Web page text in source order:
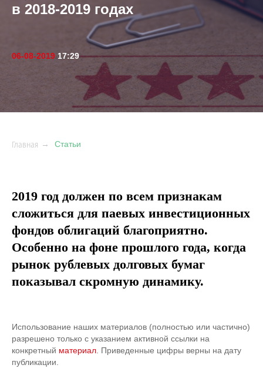
06-08-2019 17:29
в 2018-2019 годах
Главная → Статьи
2019 год должен по всем признакам
сложиться для паевых инвестиционных
фондов облигаций благоприятно.
Особенно на фоне прошлого года, когда
рынок рублевых долговых бумаг
показывал скромную динамику.
Использование наших материалов (полностью или частично)
разрешено только с указанием активной ссылки на
конкретный материал . Приведенные цифры верны на дату
публикации.